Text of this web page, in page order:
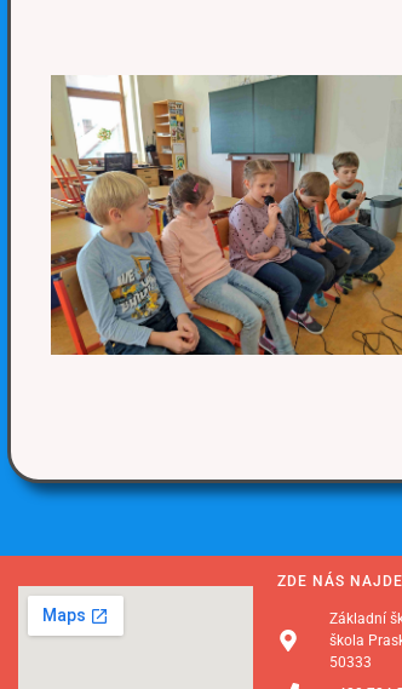
ZDE NÁS
Základní
škola
50333